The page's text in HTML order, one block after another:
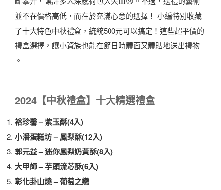
並不在價格高低，而在於充滿心意的選擇！ 小編特別收藏
了十大特色中秋禮盒，統統500元可以搞定！這些超平價的
禮盒選擇，讓小資族也能在節日時體面又體貼地送出禮物
。
2024【中秋禮盒】十大精選禮盒
裕珍馨 – 紫玉酥(4入)
小潘蛋糕坊 – 鳳梨酥(12入)
郭元益 – 迷你鳳梨奶黃酥(8入)
大甲師 – 芋頭流芯酥(6入)
彰化卦山燒 – 葡萄之戀